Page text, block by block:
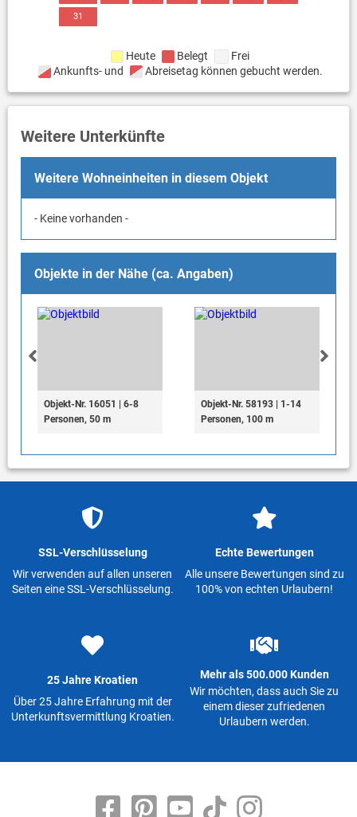
31
Heute Belegt
Frei
Ankunfts- und
Abreisetag können gebucht werden.
Weitere Unterkünfte
Weitere Wohneinheiten in diesem Objekt
- Keine vorhanden -
Objekte in der Nähe (ca. Angaben)
Objekt-Nr. 16051 | 6-8
Personen, 50 m
Objekt-Nr. 58193 | 1-14
Personen, 100 m
SSL-Verschlüsselung
Wir verwenden auf allen unseren
Seiten eine SSL-Verschlüsselung.
Echte Bewertungen
Alle unsere Bewertungen sind zu
100% von echten Urlaubern!
25 Jahre Kroatien
Über 25 Jahre Erfahrung mit der
Unterkunftsvermittlung Kroatien.
Mehr als 500.000 Kunden
Wir möchten, dass auch Sie zu
einem dieser zufriedenen
Urlaubern werden.